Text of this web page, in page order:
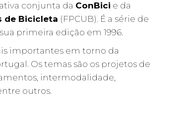
conjunta da ConBici e da
de Bicicleta (FPCUB). É a série de
primeira edição em 1996.
importantes em torno da
Os temas são os projetos de
intermodalidade,
outros.